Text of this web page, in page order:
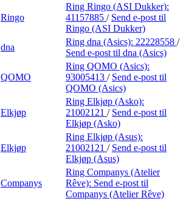
Ringo
Ring Ringo (ASI Dukker):
41157885 / Send e-post til
Ringo (ASI Dukker)
dna
Ring dna (Asics): 22228558 /
Send e-post til dna (Asics)
QOMO
Ring QOMO (Asics):
93005413 / Send e-post til
QOMO (Asics)
Elkjøp
Ring Elkjøp (Asko):
21002121 / Send e-post til
Elkjøp (Asko)
Elkjøp
Ring Elkjøp (Asus):
21002121 / Send e-post til
Elkjøp (Asus)
Companys
Ring Companys (Atelier
Rêve): Send e-post til
Companys (Atelier Rêve)